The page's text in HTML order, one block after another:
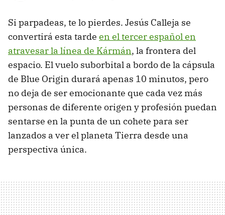
Si parpadeas, te lo pierdes. Jesús Calleja se
convertirá esta tarde en el tercer español en
atravesar la línea de Kármán, la frontera del
espacio. El vuelo suborbital a bordo de la cápsula
de Blue Origin durará apenas 10 minutos, pero
no deja de ser emocionante que cada vez más
personas de diferente origen y profesión puedan
sentarse en la punta de un cohete para ser
lanzados a ver el planeta Tierra desde una
perspectiva única.